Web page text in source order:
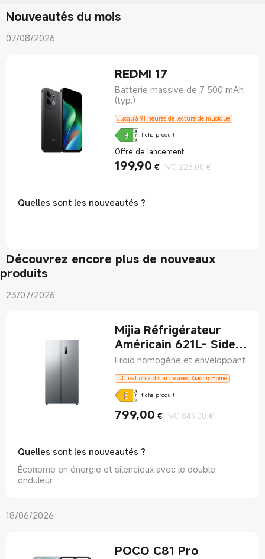
Nouveautés du mois
07/08/2026
REDMI 17
Batterie massive de 7 500 mAh
(typ.)
Jusqu’à 91 heures de lecture de musique
fiche produit
Offre de lancement
199,90 €Current Price €199.9
PVC 223,00 €
Quelles sont les nouveautés ?
Découvrez encore plus de nouveaux
produits
23/07/2026
Mijia Réfrigérateur
Américain 621L- Side-
by-Side
Froid homogène et enveloppant
Utilisation à distance avec Xiaomi Home
fiche produit
799,00 €Current Price €799
PVC 849,00 €
Quelles sont les nouveautés ?
Économe en énergie et silencieux avec le double
onduleur
18/06/2026
POCO C81 Pro